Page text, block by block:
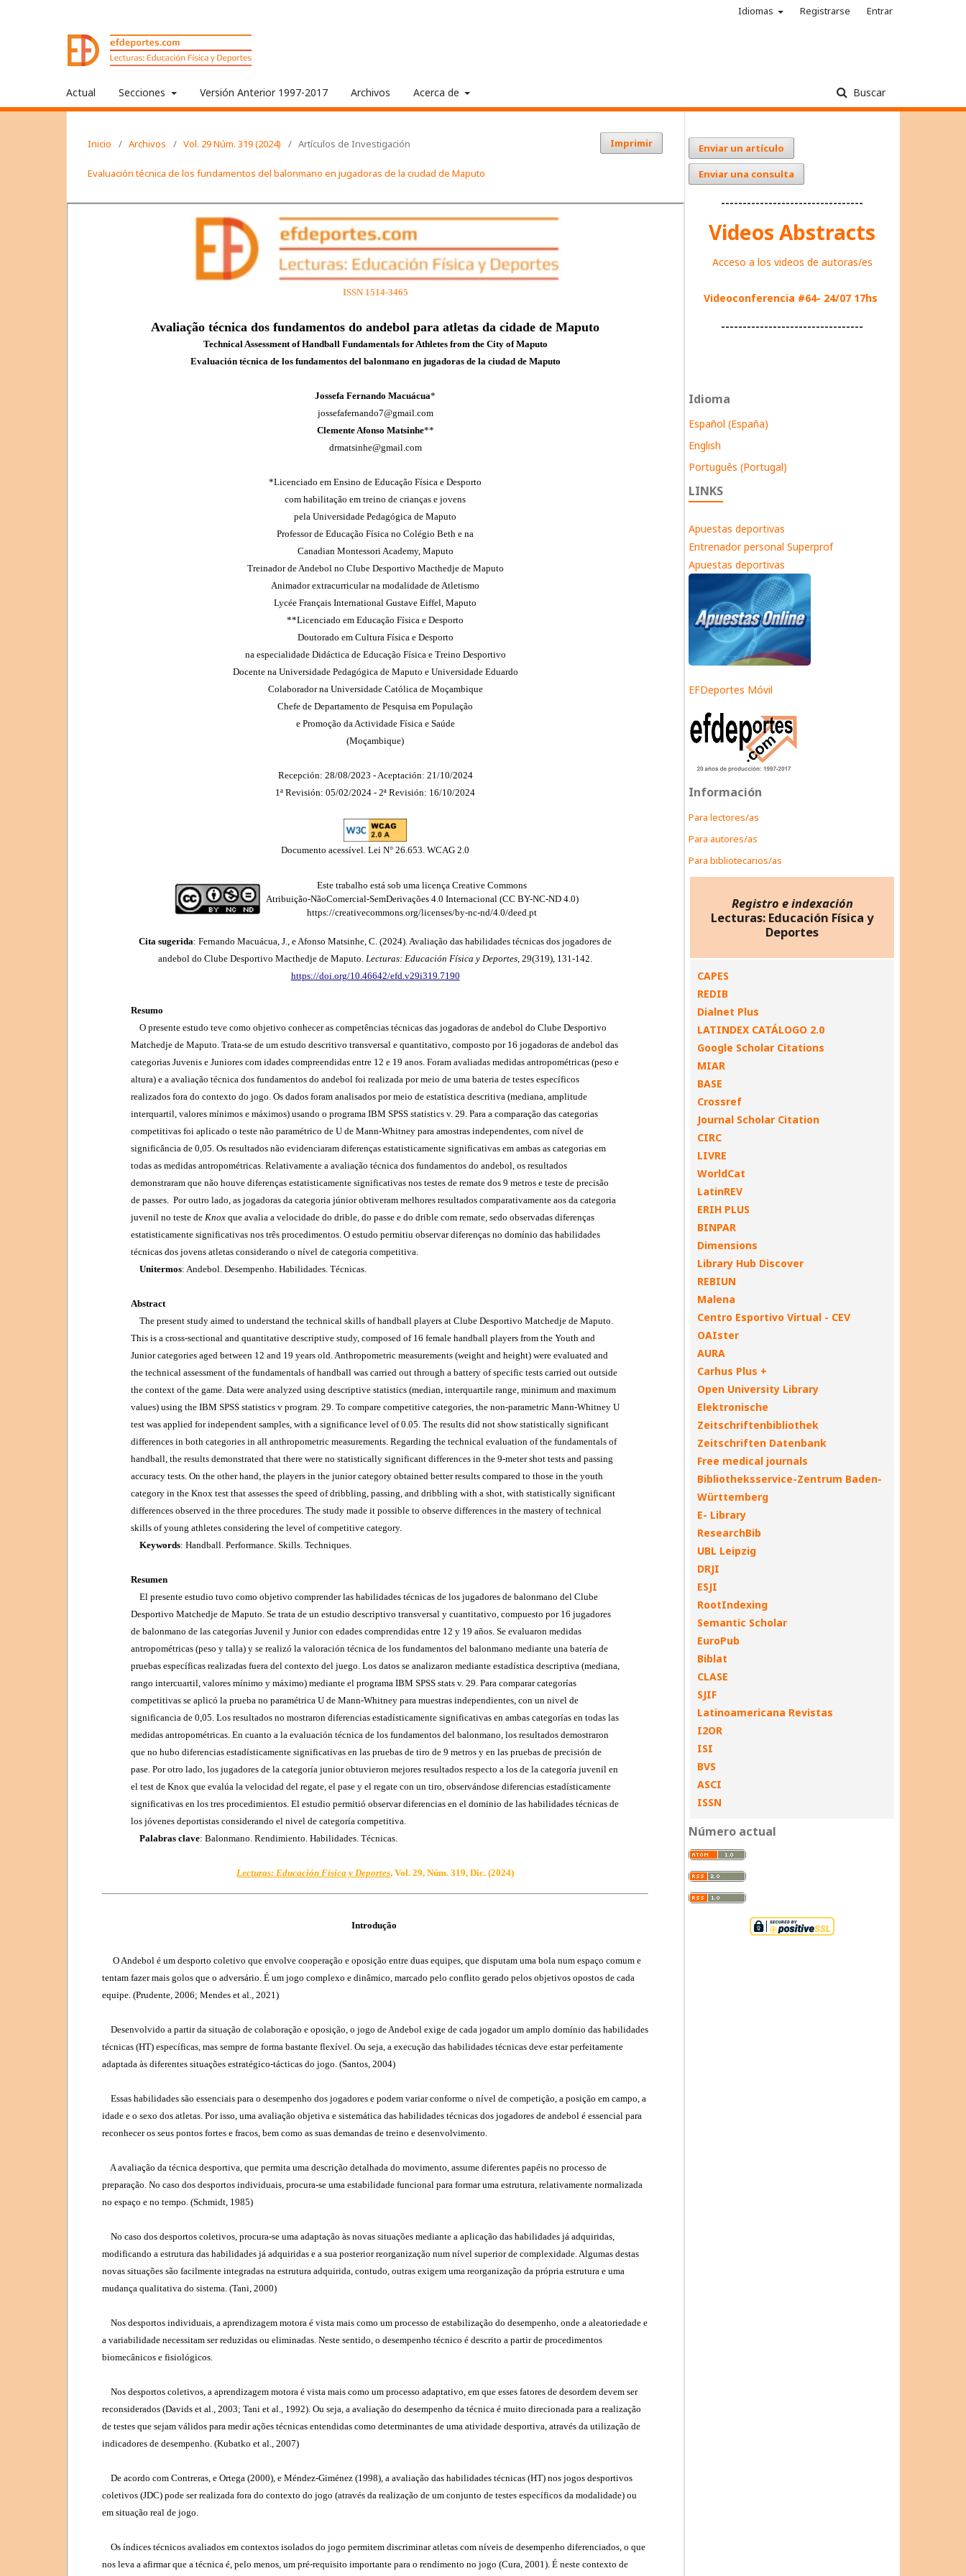
Actual Secciones Versión Anterior 1997-2017 Archivos Acerca de Buscar
Idiomas Registrarse Entrar
Inicio / Archivos / Vol. 29 Núm. 319 (2024) / Artículos de Investigación Imprimir
Evaluación técnica de los fundamentos del balonmano en jugadoras de la ciudad de Maputo
Enviar un artículo
Enviar una consulta
---------------------------------
Videos Abstracts
Acceso a los videos de autoras/es
Videoconferencia #64- 24/07 17hs
---------------------------------
Idioma
Español (España)
English
Português (Portugal)
LINKS
Apuestas deportivas
Entrenador personal Superprof
Apuestas deportivas
EFDeportes Móvil
Información
Para lectores/as
Para autores/as
Para bibliotecarios/as
Registro e indexación
Lecturas: Educación Física y
Deportes
CAPES
REDIB
Dialnet Plus
LATINDEX CATÁLOGO 2.0
Google Scholar Citations
MIAR
BASE
Crossref
Journal Scholar Citation
CIRC
LIVRE
WorldCat
LatinREV
ERIH PLUS
BINPAR
Dimensions
Library Hub Discover
REBIUN
Malena
Centro Esportivo Virtual - CEV
OAIster
AURA
Carhus Plus +
Open University Library
Elektronische
Zeitschriftenbibliothek
Zeitschriften Datenbank
Free medical journals
Bibliotheksservice-Zentrum Baden-
Württemberg
E- Library
ResearchBib
UBL Leipzig
DRJI
ESJI
RootIndexing
Semantic Scholar
EuroPub
Biblat
CLASE
SJIF
Latinoamericana Revistas
I2OR
ISI
BVS
ASCI
ISSN
Número actual